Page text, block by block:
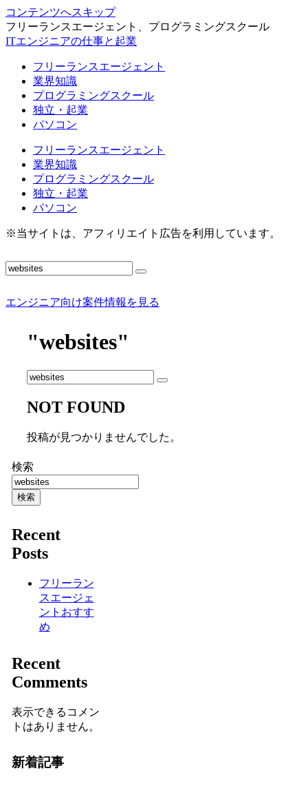
コンテンツへスキップ
フリーランスエージェント、プログラミングスクール
ITエンジニアの仕事と起業
フリーランスエージェント
業界知識
プログラミングスクール
独立・起業
パソコン
フリーランスエージェント
業界知識
プログラミングスクール
独立・起業
パソコン
※当サイトは、アフィリエイト広告を利用しています。
エンジニア向け案件情報を見る
"websites"
NOT FOUND
投稿が見つかりませんでした。
検索
検索
Recent
Posts
フリーラン
スエージェ
ントおすす
め
Recent
Comments
表示できるコメン
トはありません。
新着記事